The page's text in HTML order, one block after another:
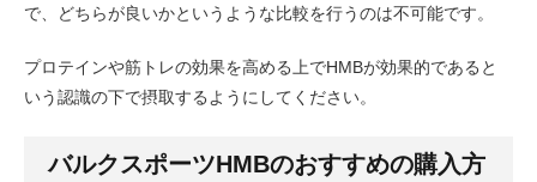
で、どちらが良いかというような比較を行うのは不可能です。
プロテインや筋トレの効果を高める上でHMBが効果的であると
いう認識の下で摂取するようにしてください。
バルクスポーツHMBのおすすめの購入方